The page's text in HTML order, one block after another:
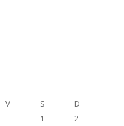
V S
D
1
2